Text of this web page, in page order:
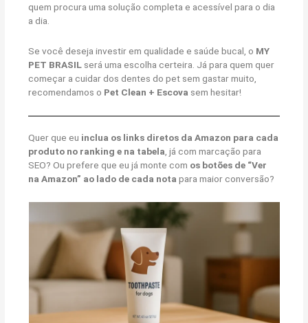
quem procura uma solução completa e acessível para o dia
a dia.
Se você deseja investir em qualidade e saúde bucal, o MY
PET BRASIL será uma escolha certeira. Já para quem quer
começar a cuidar dos dentes do pet sem gastar muito,
recomendamos o Pet Clean + Escova sem hesitar!
Quer que eu inclua os links diretos da Amazon para cada
produto no ranking e na tabela , já com marcação para
SEO? Ou prefere que eu já monte com os botões de “Ver
na Amazon” ao lado de cada nota para maior conversão?